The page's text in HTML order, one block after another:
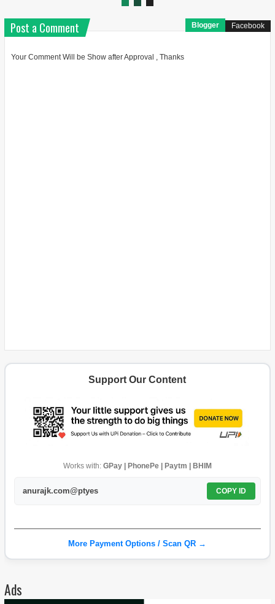
Post a Comment Blogger Facebook
Your Comment Will be Show after Approval , Thanks
Support Our Content
Works with: GPay | PhonePe | Paytm | BHIM
anurajk.com@ptyes COPY ID
More Payment Options / Scan QR →
Ads